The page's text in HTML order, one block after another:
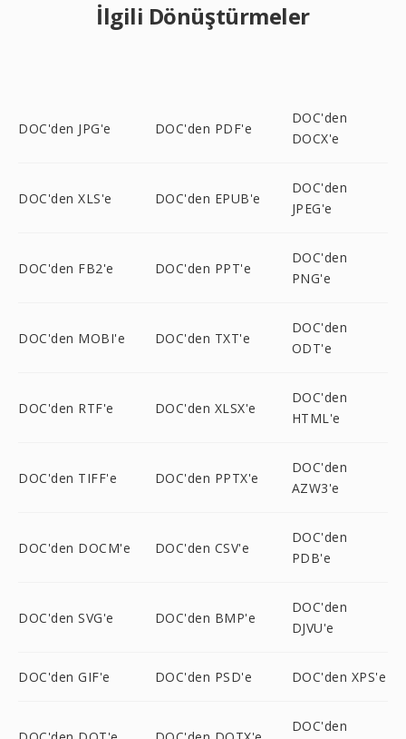
İlgili Dönüştürmeler
DOC'den JPG'e DOC'den PDF'e
DOC'den
DOCX'e
DOC'den XLS'e DOC'den EPUB'e
DOC'den
JPEG'e
DOC'den FB2'e DOC'den PPT'e
DOC'den
PNG'e
DOC'den MOBI'e DOC'den TXT'e
DOC'den
ODT'e
DOC'den RTF'e DOC'den XLSX'e
DOC'den
HTML'e
DOC'den TIFF'e DOC'den PPTX'e
DOC'den
AZW3'e
DOC'den DOCM'e DOC'den CSV'e
DOC'den
PDB'e
DOC'den SVG'e DOC'den BMP'e
DOC'den
DJVU'e
DOC'den GIF'e DOC'den PSD'e DOC'den XPS'e
DOC'den